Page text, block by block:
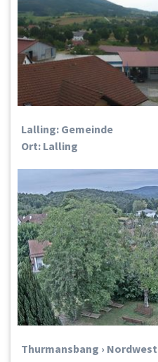
Lalling: Gemeinde
Ort: Lalling
Thurmansbang ›